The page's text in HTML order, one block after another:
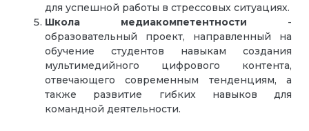
для успешной работы в стрессовых ситуациях.
Школа медиакомпетентности -
образовательный проект, направленный на
обучение студентов навыкам создания
мультимедийного цифрового контента,
отвечающего современным тенденциям, а
также развитие гибких навыков для
командной деятельности.